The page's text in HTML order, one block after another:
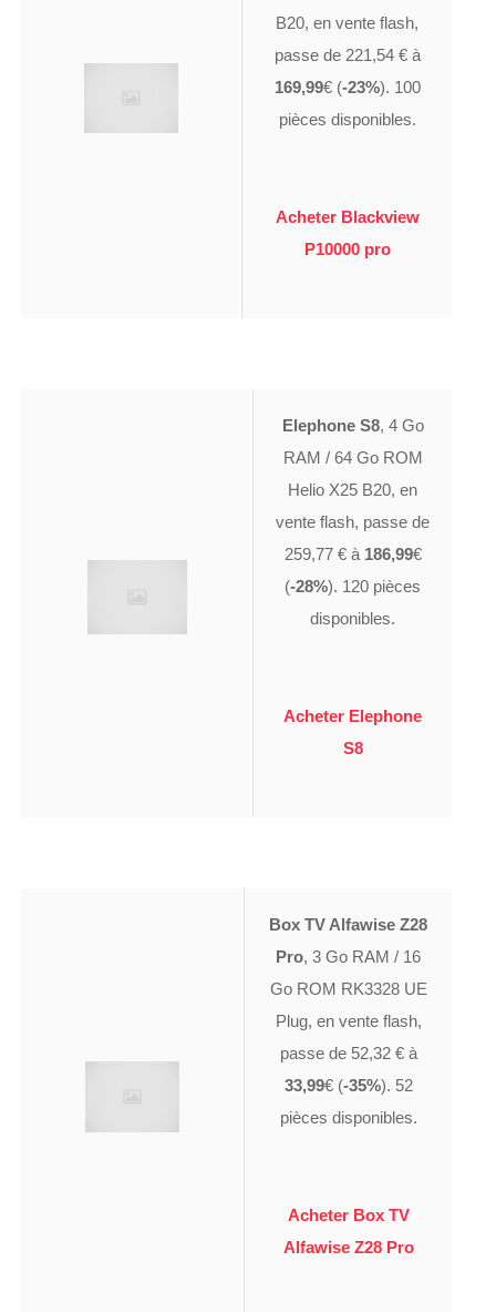
B20, en vente flash,
passe de 221,54 € à
169,99€ (-23%). 100
pièces disponibles.
Acheter Blackview
P10000 pro
Elephone S8, 4 Go
RAM / 64 Go ROM
Helio X25 B20, en
vente flash, passe de
259,77 € à 186,99€
(-28%). 120 pièces
disponibles.
Acheter Elephone
S8
Box TV Alfawise Z28
Pro, 3 Go RAM / 16
Go ROM RK3328 UE
Plug, en vente flash,
passe de 52,32 € à
33,99€ (-35%). 52
pièces disponibles.
Acheter Box TV
Alfawise Z28 Pro